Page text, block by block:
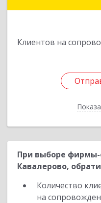
Клиентов на
При выборе
Кавалерово,
Количество
на